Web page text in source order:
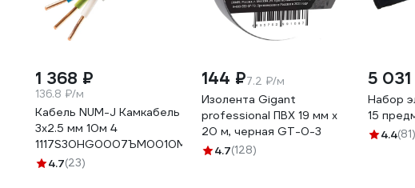
1 368 ₽
136.8 ₽/м
Кабель NUM-J Камкабель
3x2.5 мм 10м 4
1117S30HG0007ЪM0010М
4.7(23)
144 ₽7.2 ₽/м
Изолента Gigant
professional ПВХ 19 мм х
20 м, черная GT-0-3
4.7(128)
5
Набор
15
4.4(81)